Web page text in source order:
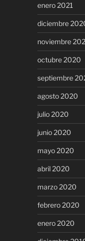
enero 2021
diciembre
noviembre
octubre 2020
septiembre
agosto 2020
julio 2020
junio 2020
mayo 2020
abril 2020
marzo 2020
febrero 2020
enero 2020